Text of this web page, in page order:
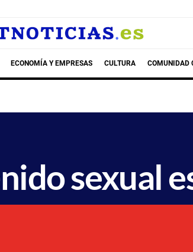
ECONOMÍA Y EMPRESAS CULTURA COMUNIDAD
sexual